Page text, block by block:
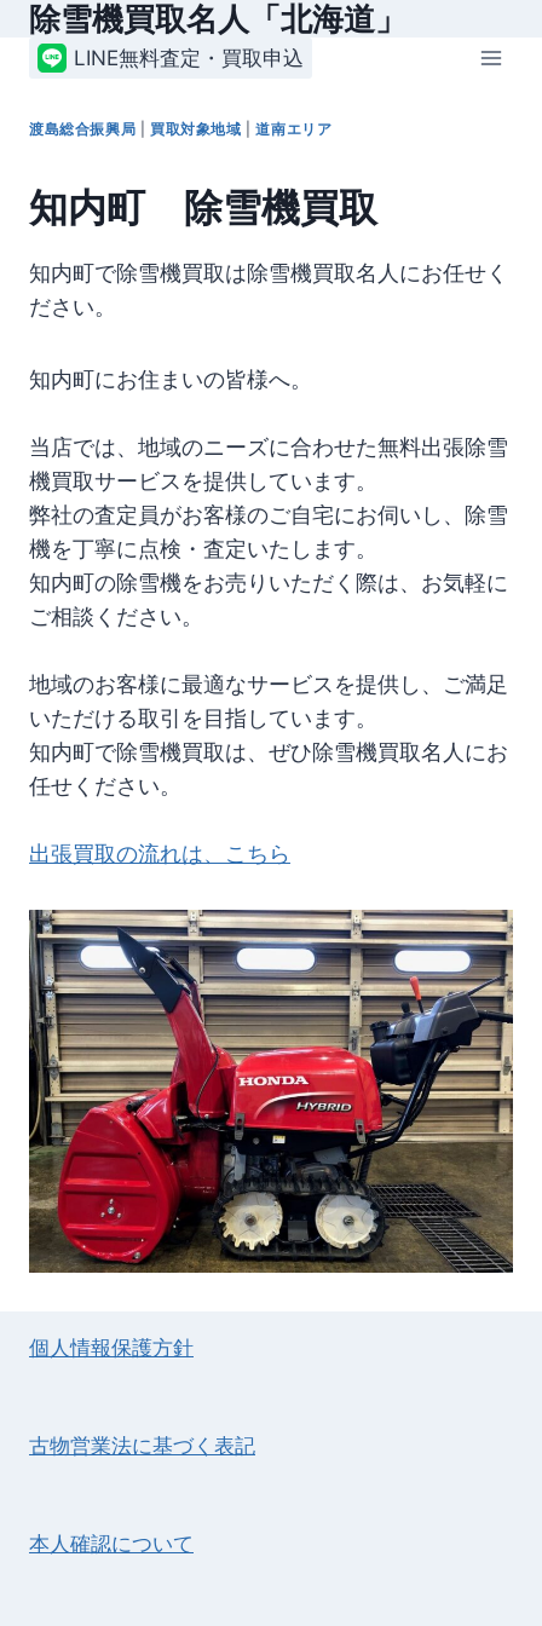
除雪機買取名人「北海道」
LINE無料査定・買取申込
渡島総合振興局 買取対象地域 |道南エリア
知内町 除雪機買取
知内町で除雪機買取は除雪機買取名人にお任せく
ださい。
知内町にお住まいの皆様へ。
当店では、地域のニーズに合わせた無料出張除雪
機買取サービスを提供しています。
弊社の査定員がお客様のご自宅にお伺いし、除雪
機を丁寧に点検・査定いたします。
知内町の除雪機をお売りいただく際は、お気軽に
ご相談ください。
地域のお客様に最適なサービスを提供し、ご満足
いただける取引を目指しています。
知内町で除雪機買取は、ぜひ除雪機買取名人にお
任せください。
出張買取の流れは、こちら
個人情報保護方針
古物営業法に基づく表記
本人確認について